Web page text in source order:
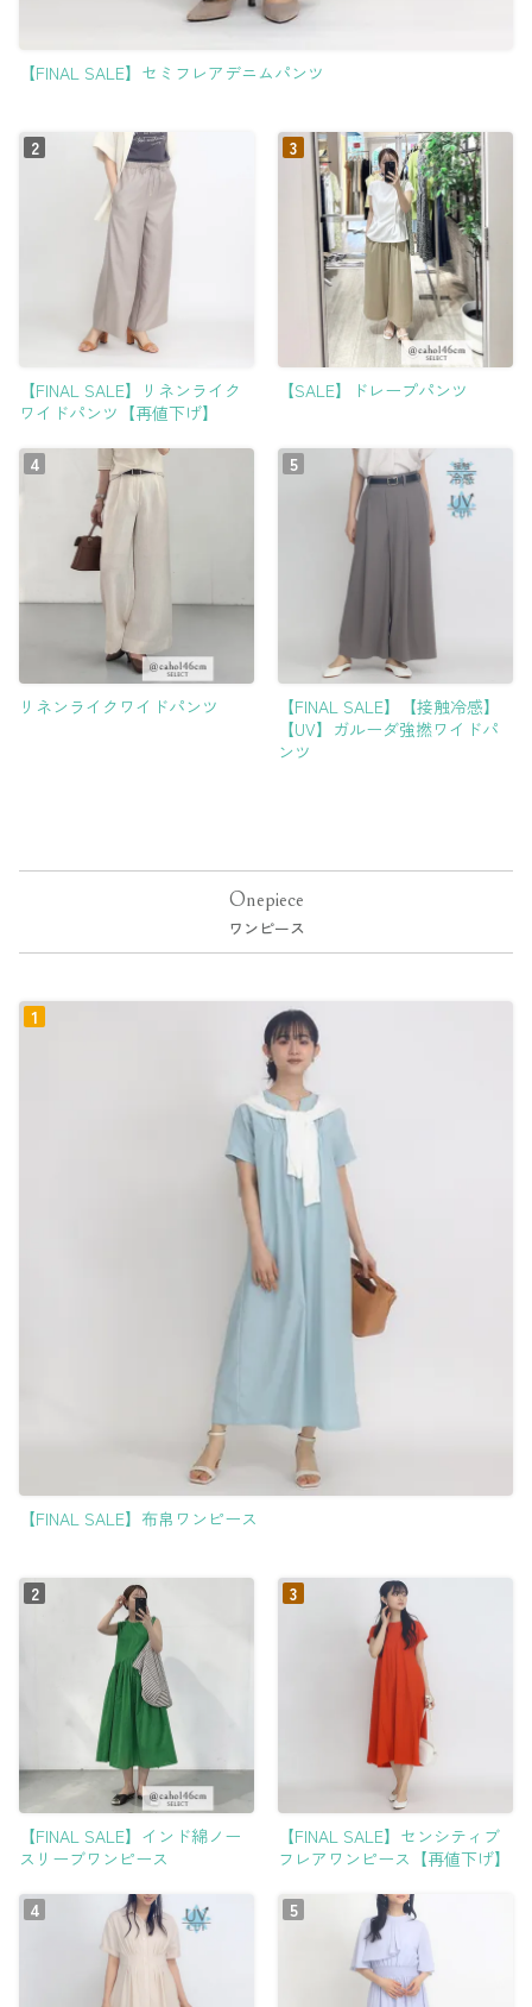
【FINAL SALE】セミフレアデニムパンツ
【FINAL SALE】リネンライク
ワイドパンツ【再値下げ】
【SALE】ドレープパンツ
リネンライクワイドパンツ
【FINAL SALE】【接触冷感】
【UV】ガルーダ強撚ワイドパ
ンツ
Onepiece
ワンピース
【FINAL SALE】布帛ワンピース
【FINAL SALE】インド綿ノー
スリーブワンピース
【FINAL SALE】センシティブ
フレアワンピース【再値下げ】